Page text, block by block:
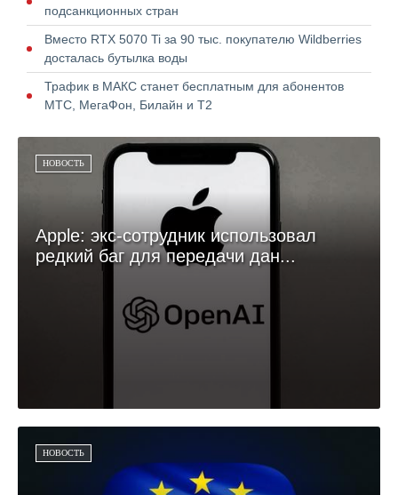
подсанкционных стран
Вместо RTX 5070 Ti за 90 тыс. покупателю Wildberries
досталась бутылка воды
Трафик в МАКС станет бесплатным для абонентов
МТС, МегаФон, Билайн и Т2
НОВОСТЬ
Apple: экс-сотрудник использовал
редкий баг для передачи дан...
НОВОСТЬ